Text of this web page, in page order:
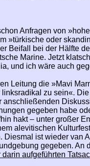
Anfragen von
»türkische oder
Beifall bei der Hälfte
Marine. Jetzt
und ich wäre auch
Leitung die »Mavi
zu sein«.
gegeben habe
hakt – unter großer
alevitischen
ist wieder van
gegeben.
aufgeführten